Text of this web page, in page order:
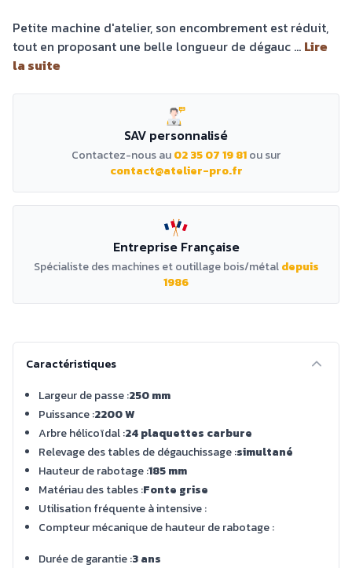
Petite machine d'atelier, son encombrement est réduit,
tout en proposant une belle longueur de dégauc ... Lire
la suite
SAV personnalisé
Contactez-nous au02 35 07 19 81ou sur
contact@atelier-pro.fr
Entreprise Française
Spécialiste des machines et outillage bois/métaldepuis
1986
Caractéristiques
Largeur de passe :250 mm
Puissance :2200 W
Arbre hélicoïdal :24 plaquettes carbure
Relevage des tables de dégauchissage :simultané
Hauteur de rabotage :185 mm
Matériau des tables :Fonte grise
Utilisation fréquente à intensive :
Compteur mécanique de hauteur de rabotage :
Durée de garantie :3 ans